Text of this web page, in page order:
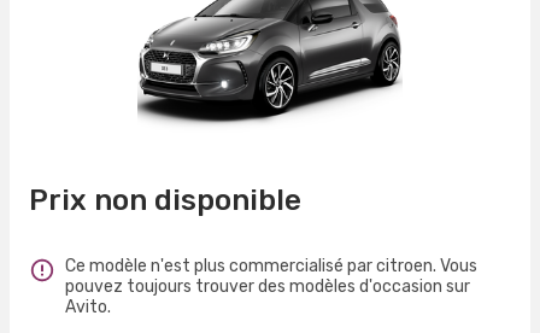
Prix non disponible
Ce modèle n'est plus commercialisé par citroen. Vous
pouvez toujours trouver des modèles d'occasion sur
Avito.